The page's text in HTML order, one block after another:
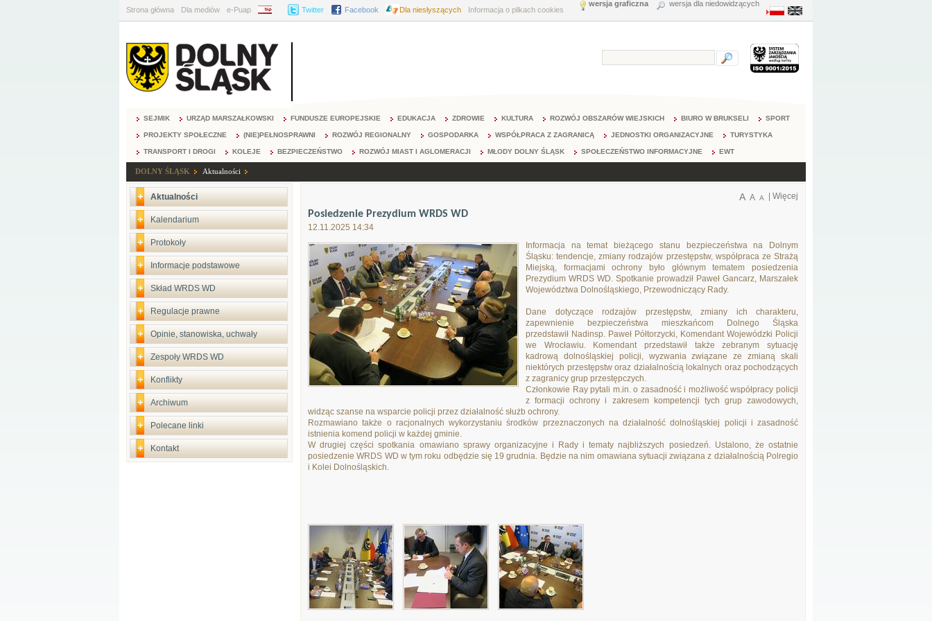
Strona główna Dla mediów e-Puap BIP Twitter Facebook Dla niesłyszących Informacja o plikach cookies
wersja graficzna wersja dla niedowidzących
SEJMIK URZĄD MARSZAŁKOWSKI FUNDUSZE EUROPEJSKIE EDUKACJA ZDROWIE KULTURA ROZWÓJ OBSZARÓW WIEJSKICH BIURO W BRUKSELI SPORT
PROJEKTY SPOŁECZNE (NIE)PEŁNOSPRAWNI ROZWÓJ REGIONALNY GOSPODARKA WSPÓŁPRACA Z ZAGRANICĄ JEDNOSTKI ORGANIZACYJNE TURYSTYKA
TRANSPORT I DROGI KOLEJE BEZPIECZEŃSTWO ROZWÓJ MIAST I AGLOMERACJI MŁODY DOLNY ŚLĄSK SPOŁECZEŃSTWO INFORMACYJNE EWT
DOLNY ŚLĄSK Aktualności
Aktualności
Kalendarium
Protokoły
Informacje podstawowe
Skład WRDS WD
Regulacje prawne
Opinie, stanowiska, uchwały
Zespoły WRDS WD
Konflikty
Archiwum
Polecane linki
Kontakt
Więcej
A A A
Posiedzenie Prezydium WRDS WD
12.11.2025 14:34
Informacja na temat bieżącego stanu bezpieczeństwa na Dolnym
Śląsku: tendencje, zmiany rodzajów przestępstw, współpraca ze Strażą
Miejską, formacjami ochrony było głównym tematem posiedzenia
Prezydium WRDS WD. Spotkanie prowadził Paweł Gancarz, Marszałek
Województwa Dolnośląskiego, Przewodniczący Rady.
Dane dotyczące rodzajów przestępstw, zmiany ich charakteru,
zapewnienie bezpieczeństwa mieszkańcom Dolnego Śląska
przedstawił Nadinsp. Paweł Półtorzycki, Komendant Wojewódzki Policji
we Wrocławiu. Komendant przedstawił także zebranym sytuację
kadrową dolnośląskiej policji, wyzwania związane ze zmianą skali
niektórych przestępstw oraz działalnością lokalnych oraz pochodzących
z zagranicy grup przestępczych.
Członkowie Ray pytali m.in. o zasadność i możliwość współpracy policji
z formacji ochrony i zakresem kompetencji tych grup zawodowych,
widząc szanse na wsparcie policji przez działalność służb ochrony.
Rozmawiano także o racjonalnych wykorzystaniu środków przeznaczonych na działalność dolnośląskiej policji i zasadność
istnienia komend policji w każdej gminie.
W drugiej części spotkania omawiano sprawy organizacyjne i Rady i tematy najbliższych posiedzeń. Ustalono, że ostatnie
posiedzenie WRDS WD w tym roku odbędzie się 19 grudnia. Będzie na nim omawiana sytuacji związana z działalnością Polregio
i Kolei Dolnośląskich.